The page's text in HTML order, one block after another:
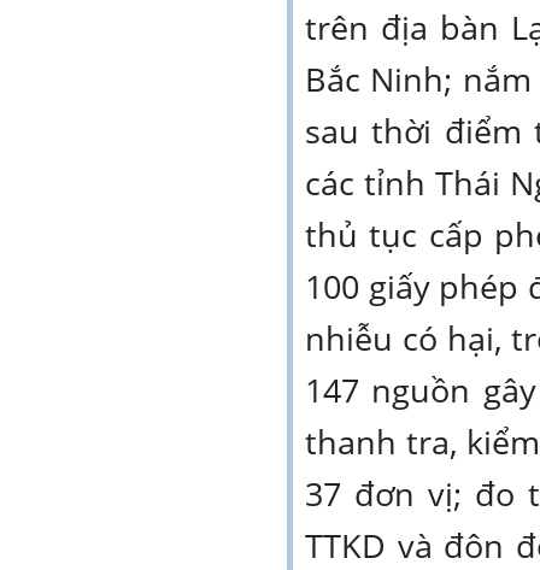
trên địa bàn
Bắc Ninh;
sau thời
các tỉnh Thái
thủ tục cấp
100 giấy phép
nhiễu có hại,
147 nguồn
thanh tra,
37 đơn vị; đo
TTKD và đôn